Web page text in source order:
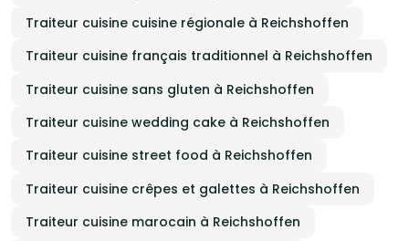
Traiteur cuisine cuisine régionale à Reichshoffen
Traiteur cuisine français traditionnel à Reichshoffen
Traiteur cuisine sans gluten à Reichshoffen
Traiteur cuisine wedding cake à Reichshoffen
Traiteur cuisine street food à Reichshoffen
Traiteur cuisine crêpes et galettes à Reichshoffen
Traiteur cuisine marocain à Reichshoffen